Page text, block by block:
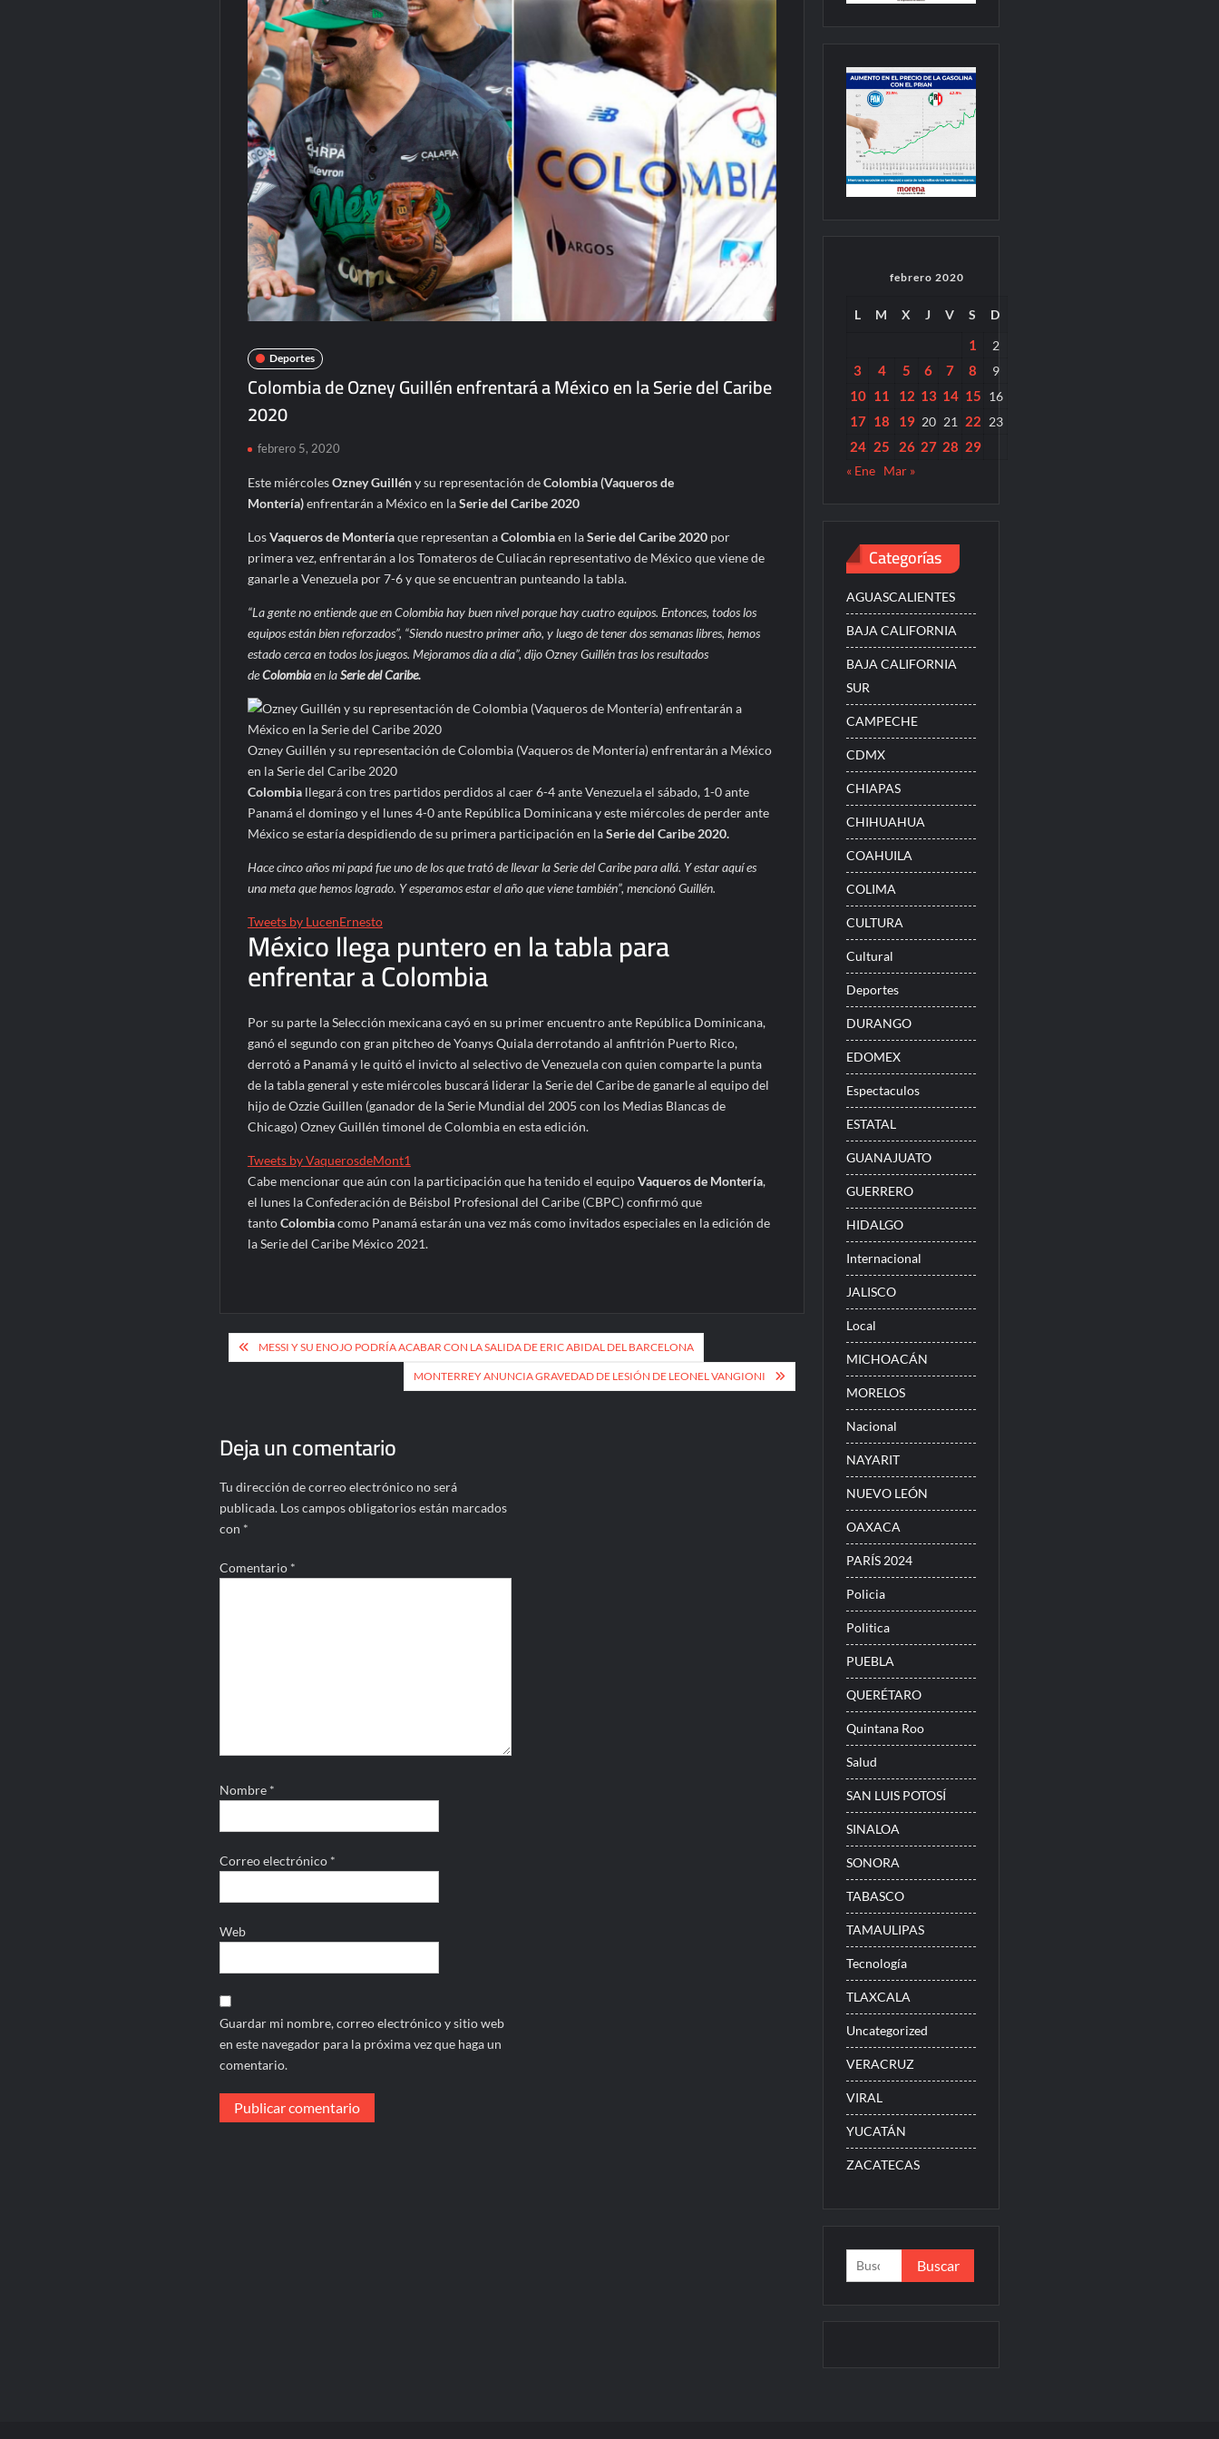
Deportes
Colombia de Ozney Guillén enfrentará a México en la Serie del Caribe
2020
febrero 5, 2020
Este miércolesOzney Guillény su representación deColombia (Vaqueros de
Montería)enfrentarán a México en laSerie del Caribe 2020
LosVaqueros de Monteríaque representan aColombiaen laSerie del Caribe 2020 por
primera vez, enfrentarán a los Tomateros de Culiacán representativo de México que viene de
ganarle a Venezuela por 7-6 y que se encuentran punteando la tabla.
“La gente no entiende que en Colombia hay buen nivel porque hay cuatro equipos. Entonces, todos los
equipos están bien reforzados”, “Siendo nuestro primer año, y luego de tener dos semanas libres, hemos
estado cerca en todos los juegos. Mejoramos día a día”, dijo Ozney Guillén tras los resultados
deColombiaen laSerie del Caribe.
Ozney Guillén y su representación de Colombia (Vaqueros de Montería) enfrentarán a México
en la Serie del Caribe 2020
Colombia llegará con tres partidos perdidos al caer 6-4 ante Venezuela el sábado, 1-0 ante
Panamá el domingo y el lunes 4-0 ante República Dominicana y este miércoles de perder ante
México se estaría despidiendo de su primera participación en laSerie del Caribe 2020.
Hace cinco años mi papá fue uno de los que trató de llevar la Serie del Caribe para allá. Y estar aquí es
una meta que hemos logrado. Y esperamos estar el año que viene también”, mencionó Guillén.
Tweets by LucenErnesto
México llega puntero en la tabla para
enfrentar a Colombia
Por su parte la Selección mexicana cayó en su primer encuentro ante República Dominicana,
ganó el segundo con gran pitcheo de Yoanys Quiala derrotando al anfitrión Puerto Rico,
derrotó a Panamá y le quitó el invicto al selectivo de Venezuela con quien comparte la punta
de la tabla general y este miércoles buscará liderar la Serie del Caribe de ganarle al equipo del
hijo de Ozzie Guillen (ganador de la Serie Mundial del 2005 con los Medias Blancas de
Chicago) Ozney Guillén timonel de Colombia en esta edición.
Tweets by VaquerosdeMont1
Cabe mencionar que aún con la participación que ha tenido el equipoVaqueros de Montería,
el lunes la Confederación de Béisbol Profesional del Caribe (CBPC) confirmó que
tantoColombiacomo Panamá estarán una vez más como invitados especiales en la edición de
la Serie del Caribe México 2021.
Navegación
de
MESSI Y SU ENOJO PODRÍA ACABAR CON LA SALIDA DE ERIC ABIDAL DEL BARCELONA
MONTERREY ANUNCIA GRAVEDAD DE LESIÓN DE LEONEL VANGIONI
Deja un comentario
Tu dirección de correo electrónico no será
publicada. Los campos obligatorios están marcados
con *
Comentario *
Nombre *
Correo electrónico *
Web
Guardar mi nombre, correo electrónico y sitio web
en este navegador para la próxima vez que haga un
comentario.
febrero 2020
L M X J V S D
1 2
3 4 5 6 7 8 9
10 11 12 13 14 15 16
17 18 19 20 21 22 23
24 25 26 27 28 29
« Ene Mar »
Categorías
AGUASCALIENTES
BAJA CALIFORNIA
BAJA CALIFORNIA
SUR
CAMPECHE
CDMX
CHIAPAS
CHIHUAHUA
COAHUILA
COLIMA
CULTURA
Cultural
Deportes
DURANGO
EDOMEX
Espectaculos
ESTATAL
GUANAJUATO
GUERRERO
HIDALGO
Internacional
JALISCO
Local
MICHOACÁN
MORELOS
Nacional
NAYARIT
NUEVO LEÓN
OAXACA
PARÍS 2024
Policia
Politica
PUEBLA
QUERÉTARO
Quintana Roo
Salud
SAN LUIS POTOSÍ
SINALOA
SONORA
TABASCO
TAMAULIPAS
Tecnología
TLAXCALA
Uncategorized
VERACRUZ
VIRAL
YUCATÁN
ZACATECAS
Buscar: